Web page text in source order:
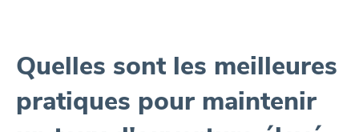
Quelles sont les meilleures
pratiques pour maintenir